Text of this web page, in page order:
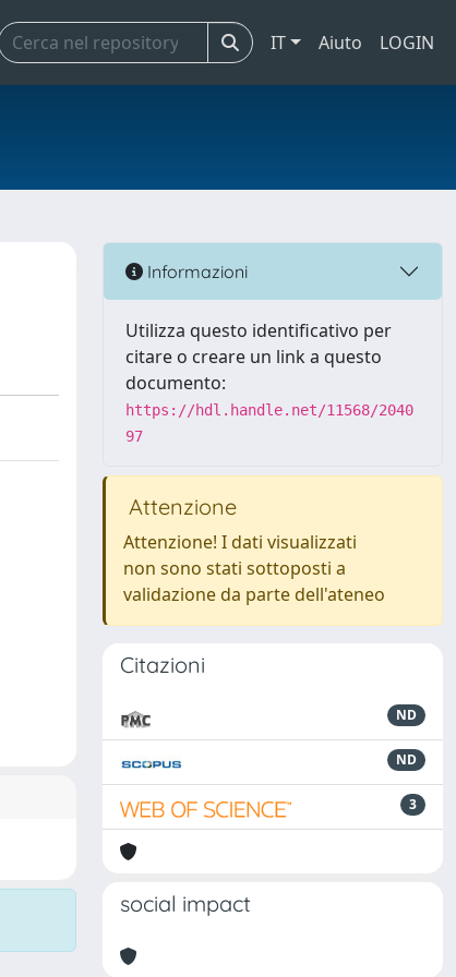
IT Aiuto LOGIN
Informazioni
Utilizza questo identificativo per
citare o creare un link a questo
documento:
https://hdl.handle.net/11568/2040
97
Attenzione
Attenzione! I dati visualizzati
non sono stati sottoposti a
validazione da parte dell'ateneo
Citazioni
ND
ND
3
social impact